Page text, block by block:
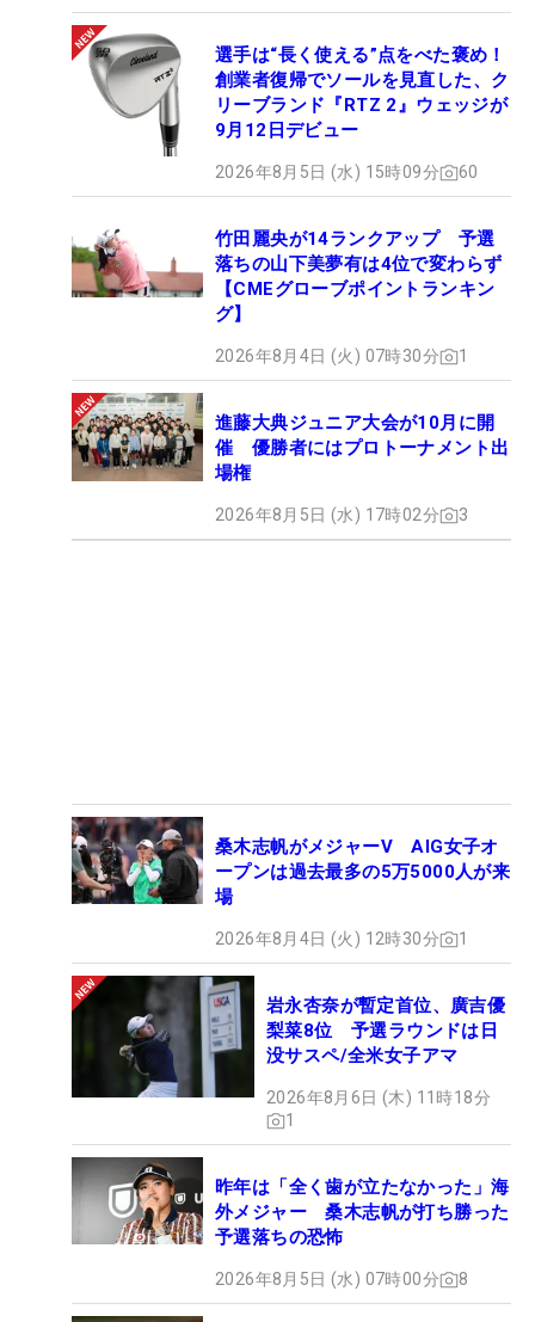
選手は“長く使える”点をべた褒め！
創業者復帰でソールを見直した、ク
リーブランド『RTZ 2』ウェッジが
9月12日デビュー
2026年8月5日 (水) 15時09分 60
竹田麗央が14ランクアップ 予選
落ちの山下美夢有は4位で変わらず
【CMEグローブポイントランキン
グ】
2026年8月4日 (火) 07時30分 1
進藤大典ジュニア大会が10月に開
催 優勝者にはプロトーナメント出
場権
2026年8月5日 (水) 17時02分 3
桑木志帆がメジャーV AIG女子オ
ープンは過去最多の5万5000人が来
場
2026年8月4日 (火) 12時30分 1
岩永杏奈が暫定首位、廣吉優
梨菜8位 予選ラウンドは日
没サスペ/全米女子アマ
2026年8月6日 (木) 11時18分
1
昨年は「全く歯が立たなかった」海
外メジャー 桑木志帆が打ち勝った
予選落ちの恐怖
2026年8月5日 (水) 07時00分 8